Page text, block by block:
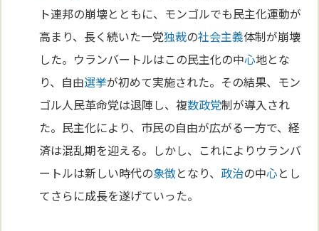
ト連邦の崩壊とともに、モンゴルでも民主化運動が
高まり、長く続いた一党独裁の社会主義体制が崩壊
した。ウランバートルはこの民主化の中心地とな
り、自由選挙が初めて実施された。その結果、モン
ゴル人民革命党は退陣し、複数政党制が導入され
た。民主化により、市民の自由が広がる一方で、経
済は混乱期を迎える。しかし、これによりウランバ
ートルは新しい時代の象徴となり、 政治の中心とし
てさらに成長を遂げていった。